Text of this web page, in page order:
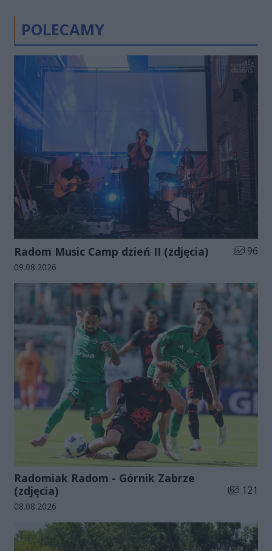
POLECAMY
Radom Music Camp dzień II (zdjęcia) Liczba
96
Data dodania galerii:
09.08.2026
Radomiak Radom - Górnik Zabrze
(zdjęcia)
Liczba
121
Data dodania galerii:
08.08.2026